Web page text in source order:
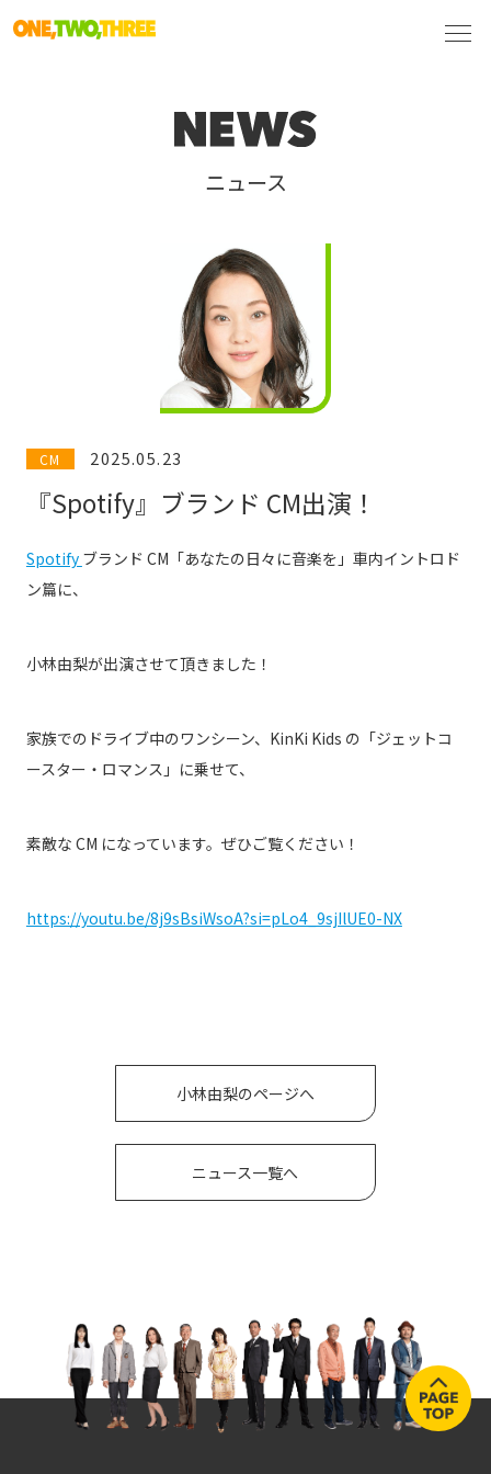
ニュース
CM 2025.05.23
『Spotify』ブランド CM出演！
Spotify ブランド CM 「あなたの日々に音楽を」車内イントロド
ン篇に、
小林由梨が出演させて頂きました！
家族でのドライブ中のワンシーン、 KinKi Kids の「ジェットコ
ースター・ロマンス」に乗せて、
素敵な CM になっています。ぜひご覧ください！
https://youtu.be/8j9sBsiWsoA?si=pLo4_9sjIlUE0-NX
小林由梨のページへ
ニュース一覧へ